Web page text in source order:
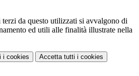
da questo utilizzati si avvalgono di
ed utili alle finalità illustrate nella
i cookies Accetta tutti i cookies